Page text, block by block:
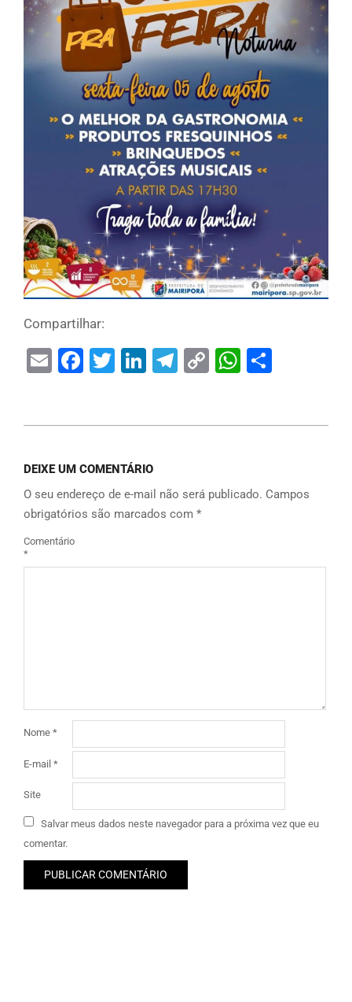
Compartilhar:
EmailFacebook
Twitter
LinkedIn
Telegram
Copy
DEIXE UM COMENTÁRIO
O seu endereço de e-mail não será publicado. Campos
obrigatórios são marcados com *
Comentário
*
Nome *
E-mail *
Site
Salvar meus dados neste navegador para a próxima vez que eu
comentar.